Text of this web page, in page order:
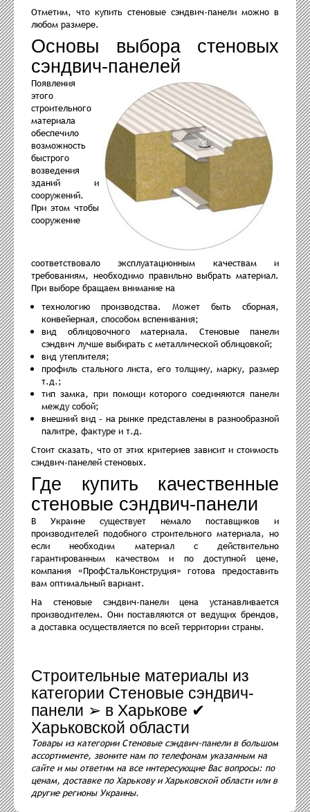
Отметим, что купить стеновые сэндвич-панели можно в
любом размере.
Основы выбора стеновых
сэндвич-панелей
Появления
этого
строительного
материала
обеспечило
возможность
быстрого
возведения
зданий и
сооружений.
При этом чтобы
сооружение
соответствовало эксплуатационным качествам и
требованиям, необходимо правильно выбрать материал.
При выборе бращаем внимание на
технологию производства. Может быть сборная,
конвейерная, способом вспенивания;
вид облицовочного материала. Стеновые панели
сэндвич лучше выбирать с металлической облицовкой;
вид утеплителя;
профиль стального листа, его толщину, марку, размер
т.д.;
тип замка, при помощи которого соединяются панели
между собой;
внешний вид – на рынке представлены в разнообразной
палитре, фактуре и т.д.
Стоит сказать, что от этих критериев зависит и стоимость
сэндвич-панелей стеновых.
Где купить качественные
стеновые сэндвич-панели
В Украине существует немало поставщиков и
производителей подобного строительного материала, но
если необходим материал с действительно
гарантированным качеством и по доступной цене,
компания «ПрофСтальКонструция» готова предоставить
вам оптимальный вариант.
На стеновые сэндвич-панели цена устанавливается
производителем. Они поставляются от ведущих брендов,
а доставка осуществляется по всей территории страны.
Строительные материалы из
категории Стеновые сэндвич-
панели ➢ в Харькове ✔
Харьковской области
Товары из категории Стеновые сэндвич-панели в большом
ассортименте, звоните нам по телефонам указанным на
сайте и мы ответим на все интересующие Вас вопросы: по
ценам, доставке по Харькову и Харьковской области или в
другие регионы Украины.